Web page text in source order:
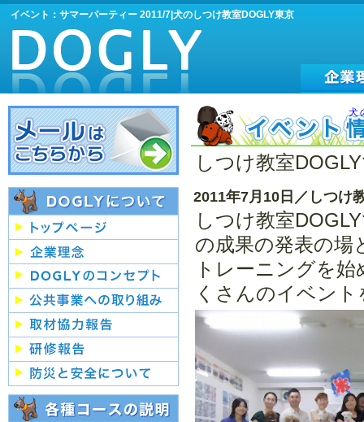
イベント：サマーパーティー 2011/7|犬のしつけ教室DOGLY東京
犬
しつけ教室
2011年7月10日／しつけ
しつけ教室
の成果の発表の場
トレーニングを
くさんのイベン